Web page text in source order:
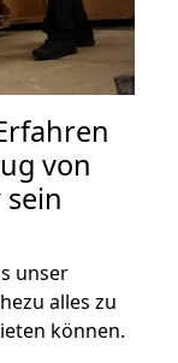
von
unser
alles zu
können.